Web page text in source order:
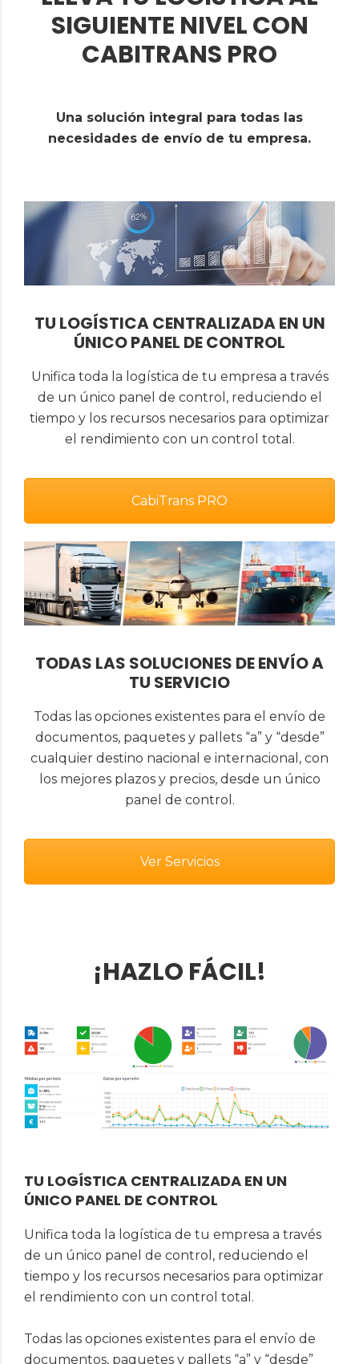
SIGUIENTE NIVEL CON
CABITRANS PRO
Una solución integral para todas las
necesidades de envío de tu empresa.
TU LOGÍSTICA CENTRALIZADA EN UN
ÚNICO PANEL DE CONTROL
Unifica toda la logística de tu empresa a través
de un único panel de control, reduciendo el
tiempo y los recursos necesarios para optimizar
el rendimiento con un control total.
CabiTrans PRO
TODAS LAS SOLUCIONES DE ENVÍO A
TU SERVICIO
Todas las opciones existentes para el envío de
documentos, paquetes y pallets “a” y “desde”
cualquier destino nacional e internacional, con
los mejores plazos y precios, desde un único
panel de control.
Ver Servicios
¡HAZLO FÁCIL!
TU LOGÍSTICA CENTRALIZADA EN UN
ÚNICO PANEL DE CONTROL
Unifica toda la logística de tu empresa a través
de un único panel de control, reduciendo el
tiempo y los recursos necesarios para optimizar
el rendimiento con un control total.
Todas las opciones existentes para el envío de
documentos, paquetes y pallets “a” y “desde”